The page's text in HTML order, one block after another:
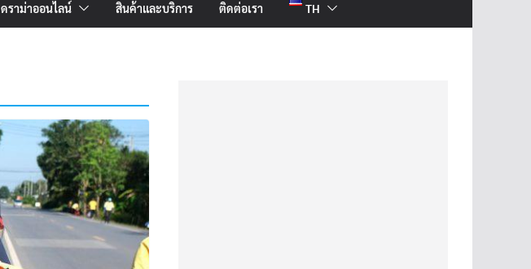
ดราม่าออนไลน์ สินค้าและบริการ ติดต่อเรา TH